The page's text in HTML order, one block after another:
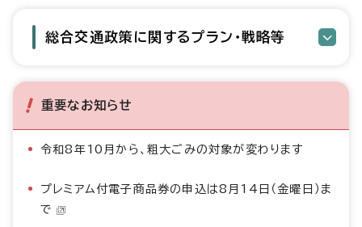
総合交通政策に関するプラン・戦略等
重要なお知らせ
令和8年10月から、粗大ごみの対象が変わります
プレミアム付電子商品券の申込は8月14日（金曜日）ま
で